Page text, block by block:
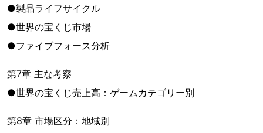
●製品ライフサイクル
●世界の宝くじ市場
●ファイブフォース分析
第7章 主な考察
●世界の宝くじ売上高：ゲームカテゴリー別
第8章 市場区分：地域別